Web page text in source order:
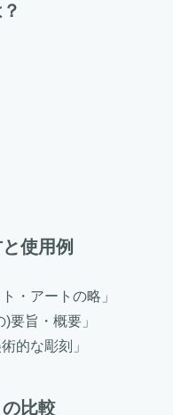
使用例
・アートの略」
要旨・概要」
的な彫刻」
比較